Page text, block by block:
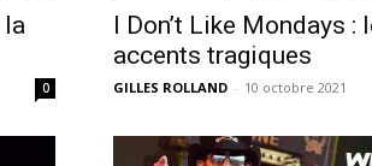
la
0
I Don’t Like Mondays :
accents tragiques
GILLES ROLLAND - 10 octobre 2021